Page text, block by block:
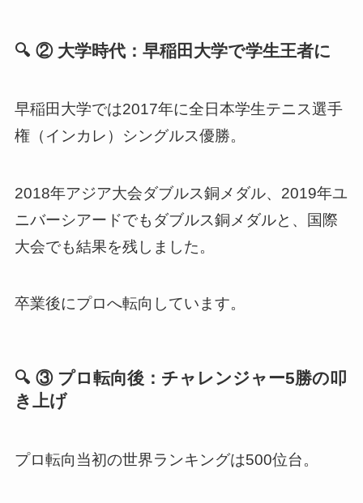
🔍 ② 大学時代：早稲田大学で学生王者に
早稲田大学では2017年に全日本学生テニス選手
権（インカレ）シングルス優勝。
2018年アジア大会ダブルス銅メダル、2019年ユ
ニバーシアードでもダブルス銅メダルと、国際
大会でも結果を残しました。
卒業後にプロへ転向しています。
🔍 ③ プロ転向後：チャレンジャー5勝の叩
き上げ
プロ転向当初の世界ランキングは500位台。